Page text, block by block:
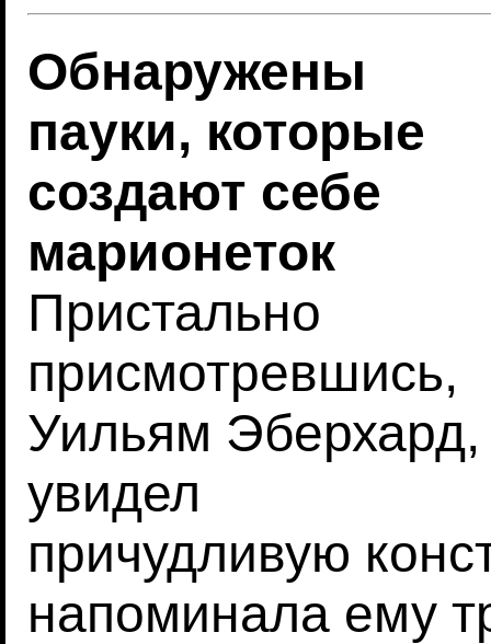
Обнаружены
пауки, которые
создают себе
марионеток
Пристально
присмотревшись,
Уильям Эберхард,
увидел
причудливую
напоминала ему